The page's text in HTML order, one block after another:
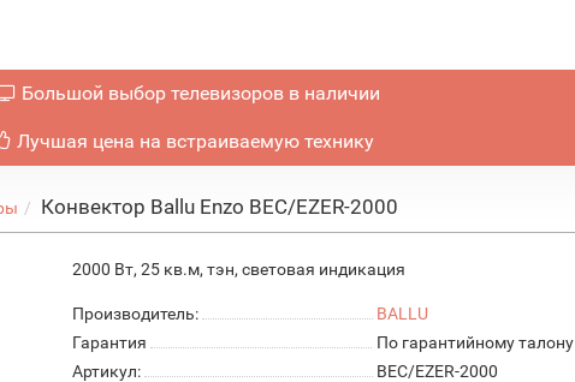
Большой выбор телевизоров в наличии
Лучшая цена на встраиваемую технику
Конвектор Ballu Enzo BEC/EZER-2000
2000 Вт, 25 кв.м, тэн, световая индикация
Производитель:
BALLU
Гарантия
По гарантийному талону
Артикул:
BEC/EZER-2000